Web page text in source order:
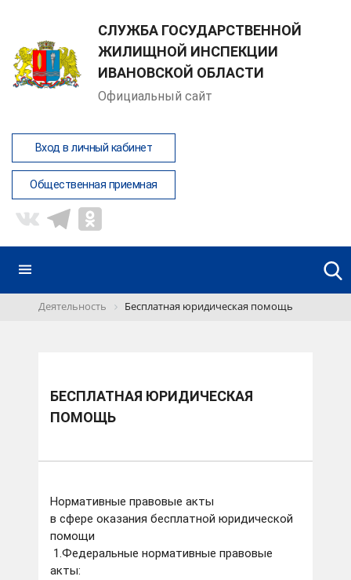
СЛУЖБА ГОСУДАРСТВЕННОЙ
ЖИЛИЩНОЙ ИНСПЕКЦИИ
ИВАНОВСКОЙ ОБЛАСТИ
Официальный сайт
Вход в личный кабинет
Общественная приемная
Деятельность Бесплатная юридическая помощь
БЕСПЛАТНАЯ ЮРИДИЧЕСКАЯ
ПОМОЩЬ
Нормативные правовые акты
в сфере оказания бесплатной юридической
помощи
1.Федеральные нормативные правовые
акты: